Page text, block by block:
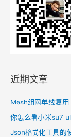
能
锁
近期文章
Mesh组网单线复用
你怎么看小米su7
Json格式化工具的